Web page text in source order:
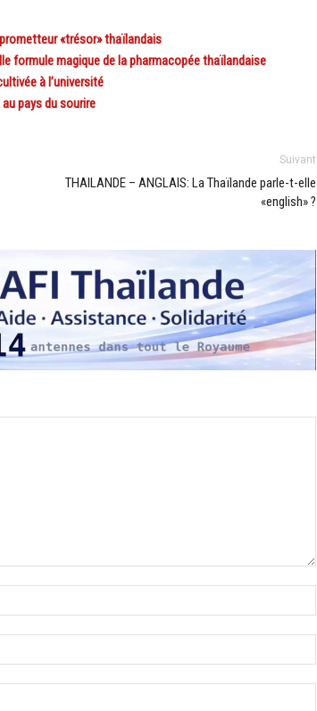
«trésor» thaïlandais
formule magique de la pharmacopée thaïlandaise
à l’université
au pays du sourire
Suivant
THAILANDE – ANGLAIS: La Thaïlande parle-t-elle
«english» ?